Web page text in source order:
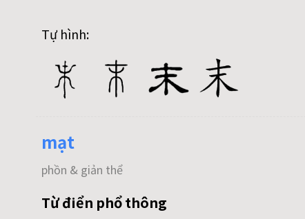
Tự hình:
mạt
phồn & giản thể
Từ điển phổ thông